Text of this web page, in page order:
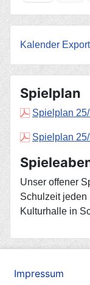
Kalender
Spielplan
Spielplan
Spielplan
Unser offener
Schulzeit jeden
Kulturhalle in
Impressum